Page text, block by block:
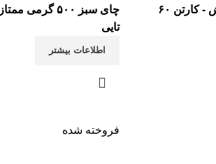
چای سبز ۱۰۰ گرمی ممتاز خارجی کی‌نوش - کارتن ۶۰
تایی
اطلاعات بیشتر
فروخته شده